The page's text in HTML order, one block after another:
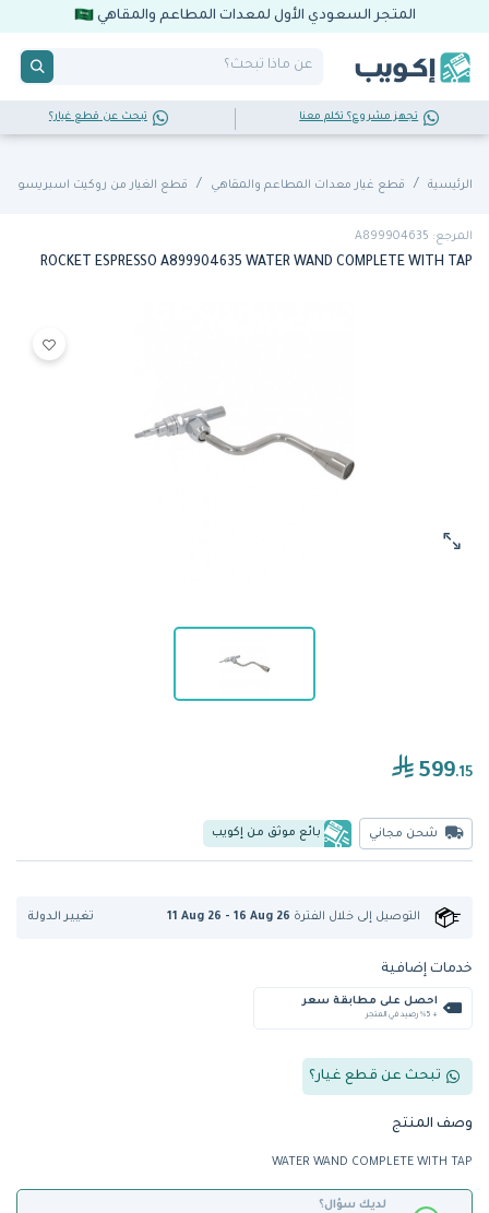
المتجر السعودي الأول لمعدات المطاعم والمقاهي
تجهز مشروع؟ تكلم معنا تبحث عن قطع غيار؟
الرئيسية قطع غيار معدات المطاعم والمقاهي قطع الغيار من روكيت اسبريسو
المرجع: A899904635
ROCKET ESPRESSO A899904635 WATER WAND COMPLETE WITH TAP
599.15
شحن مجاني بائع موثق من إكويب
التوصيل إلى خلال الفترة 11 Aug 26 - 16 Aug 26 تغيير الدولة
خدمات إضافية
احصل على مطابقة سعر
+ %5 رصيد في المتجر
تبحث عن قطع غيار؟
وصف المنتج
WATER WAND COMPLETE WITH TAP
لديك سؤال؟